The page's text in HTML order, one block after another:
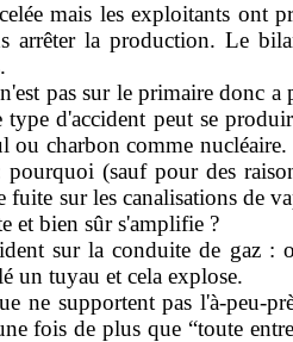
mais les exploitants ont
arrêter la production. Le
pas sur le primaire donc a
type d'accident peut se
ou charbon comme
(sauf pour des
sur les canalisations de
et bien sûr s'amplifie ?
sur la conduite de gaz :
un tuyau et cela explose.
ne supportent pas l'à-peu-
fois de plus que “toute